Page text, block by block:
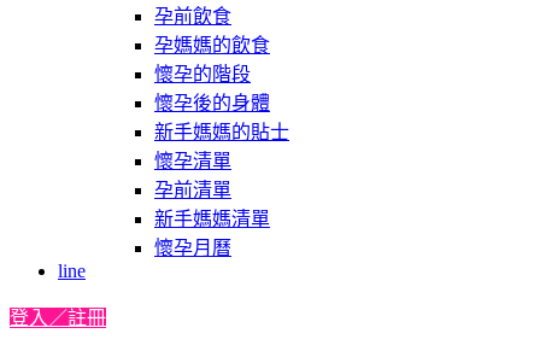
孕前飲食
孕媽媽的飲食
懷孕的階段
懷孕後的身體
新手媽媽的貼士
懷孕清單
孕前清單
新手媽媽清單
懷孕月曆
line
登入／註冊